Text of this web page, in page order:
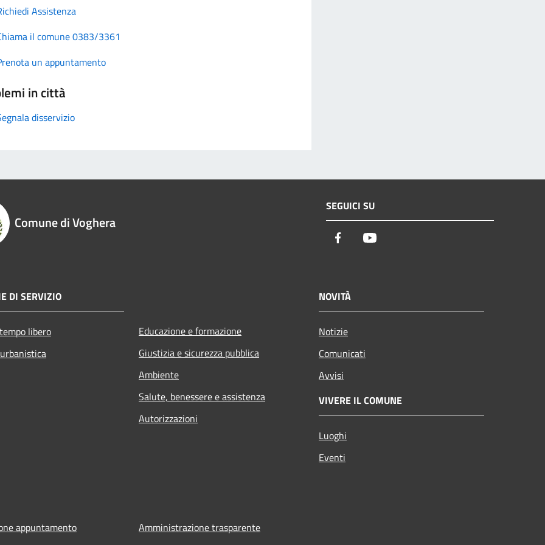
Assistenza
il comune 0383/3361
un appuntamento
in città
disservizio
Comune di Voghera
SEGUICI SU
Facebook
DI SERVIZIO
libero
Educazione e formazione
Giustizia e sicurezza pubblica
Ambiente
Salute, benessere e assistenza
Autorizzazioni
NOVITÀ
Notizie
Comunicati
Avvisi
VIVERE IL COMUNE
Luoghi
Eventi
appuntamento
Amministrazione trasparente